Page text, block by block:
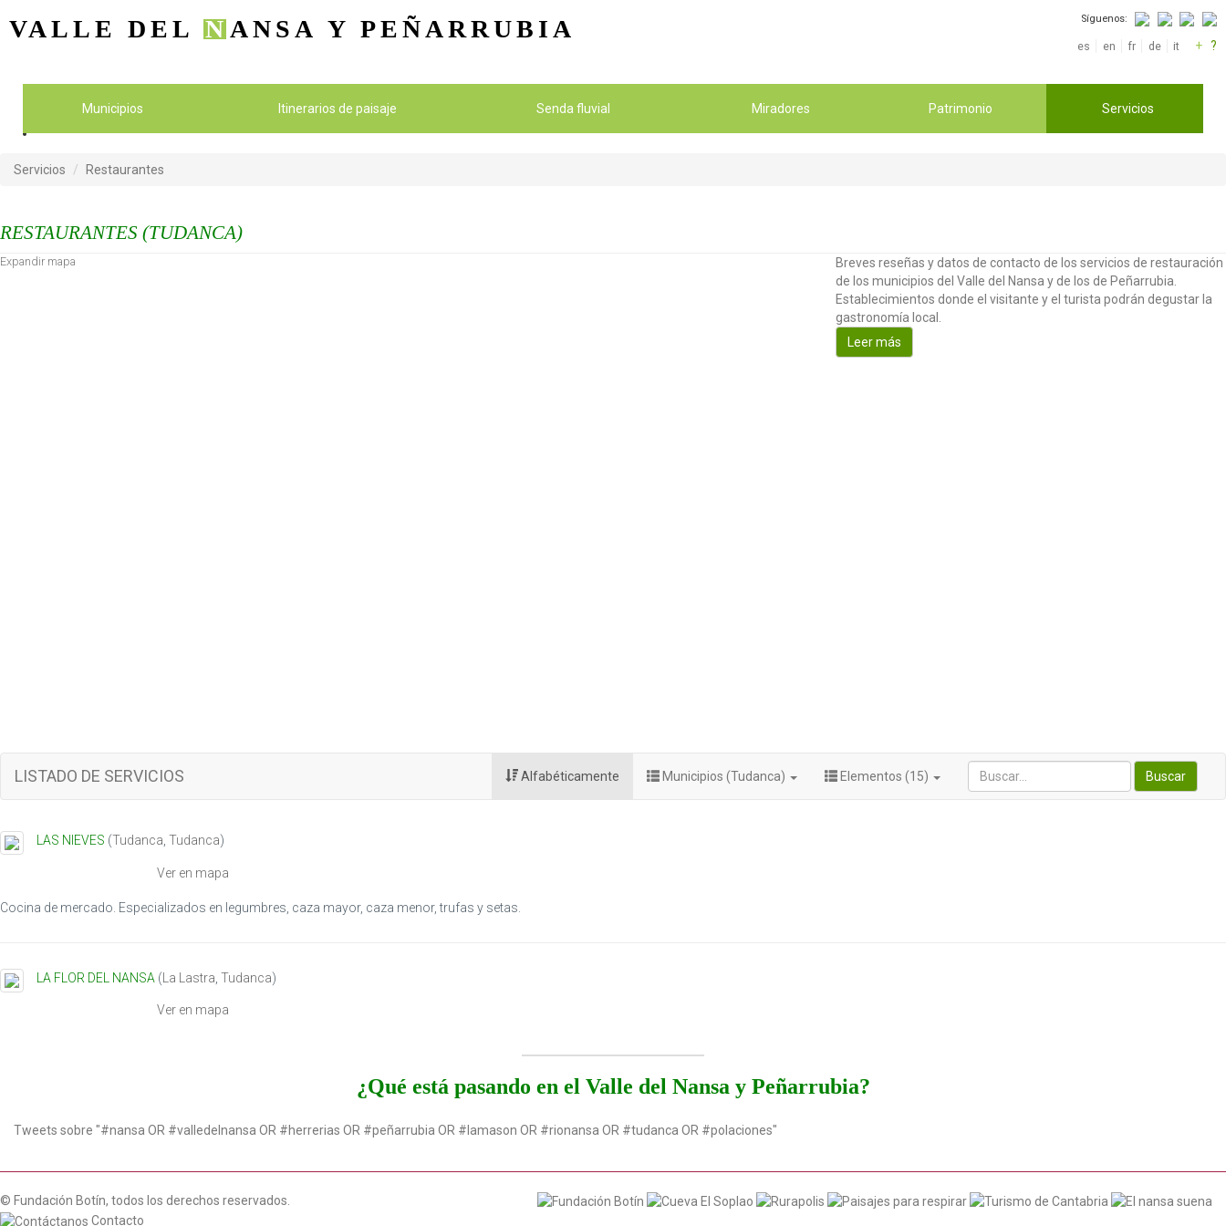
VALLE DEL NANSA Y PEÑARRUBIA Síguenos:
es en fr de it + ?
Municipios Itinerarios de paisaje Senda fluvial Miradores Patrimonio Servicios
Servicios Restaurantes
RESTAURANTES (TUDANCA)
Expandir mapa
Breves reseñas y datos de contacto de los servicios de restauración
de los municipios del Valle del Nansa y de los de Peñarrubia.
Establecimientos donde el visitante y el turista podrán degustar la
gastronomía local.
Leer más
LISTADO DE SERVICIOS Buscar
Alfabéticamente Municipios (Tudanca) Elementos (15)
LAS NIEVES (Tudanca, Tudanca)
Ver en mapa
Cocina de mercado. Especializados en legumbres, caza mayor, caza menor, trufas y setas.
LA FLOR DEL NANSA ( La Lastra Tudanca)
Ver en mapa
¿Qué está pasando en el Valle del Nansa y Peñarrubia?
Tweets sobre "#nansa OR #valledelnansa OR #herrerias OR #peñarrubia OR #lamason OR #rionansa OR #tudanca OR #polaciones"
© Fundación Botín, todos los derechos reservados.
Contacto